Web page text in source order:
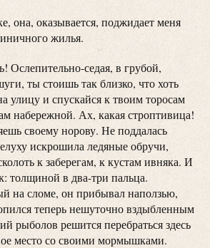
она, оказывается, поджидает меня
жилья.
Ослепительно-седая, в грубой,
ты стоишь так близко, что хоть
улицу и спускайся к твоим торосам
набережной. Ах, какая строптивица!
своему норову. Не поддалась
искрошила ледяные обручи,
к заберегам, к кустам ивняка. И
толщиной в два-три пальца.
на сломе, он прибывал наползью,
теперь нешуточно вздыбленным
рыболов решится перебраться здесь
место со своими мормышками.